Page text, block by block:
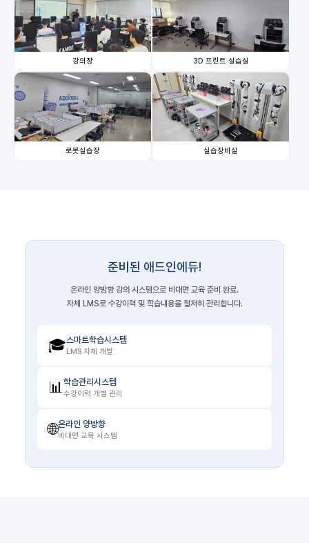
강의장 3D 프린트 실습실
로봇실습장 실습장비실
준비된 애드인에듀!
온라인 양방향 강의 시스템으로 비대면 교육 준비 완료.
자체 LMS로 수강이력 및 학습내용을 철저히 관리합니다.
🎓스마트학습시스템
LMS 자체 개발
📊 학습관리시스템
수강이력 개별 관리
🌐온라인 양방향
비대면 교육 시스템